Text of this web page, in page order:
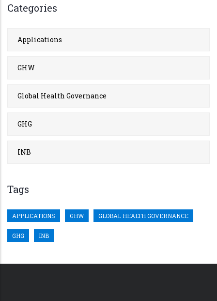
Categories
Applications
GHW
Global Health Governance
GHG
INB
Tags
APPLICATIONS GHW GLOBAL HEALTH GOVERNANCE
GHG INB